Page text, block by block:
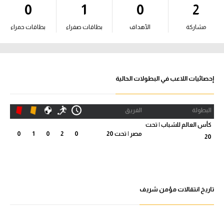
آراء حرة
ركن الألعاب
الدوري المصري
الدوري الإنجليزي الممتاز
الدوري الألماني
2
مشاركة
0
الأهداف
1
بطاقات صفراء
0
بطاقات حمراء
إحصائيات اللاعب في البطولات الحالية
البطولة الفريق
كأس العالم للشباب | تحت
20
مصر | تحت 20 0
2
0
1
0
تاريخ انتقالات مؤمن شريف